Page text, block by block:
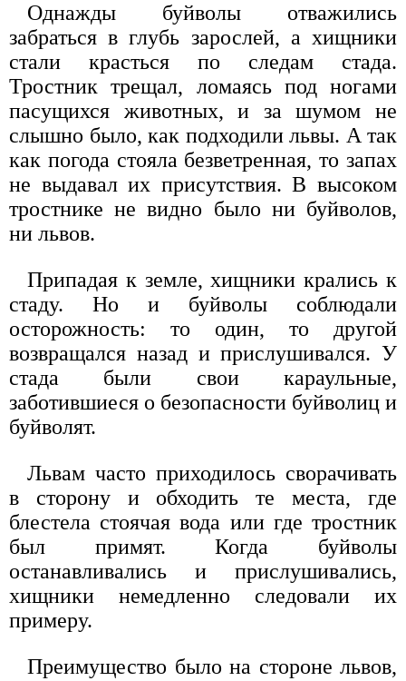
Однажды буйволы отважились
забраться в глубь зарослей, а хищники
стали красться по следам стада.
Тростник трещал, ломаясь под ногами
пасущихся животных, и за шумом не
слышно было, как подходили львы. А так
как погода стояла безветренная, то запах
не выдавал их присутствия. В высоком
тростнике не видно было ни буйволов,
ни львов.
Припадая к земле, хищники крались к
стаду. Но и буйволы соблюдали
осторожность: то один, то другой
возвращался назад и прислушивался. У
стада были свои караульные,
заботившиеся о безопасности буйволиц и
буйволят.
Львам часто приходилось сворачивать
в сторону и обходить те места, где
блестела стоячая вода или где тростник
был примят. Когда буйволы
останавливались и прислушивались,
хищники немедленно следовали их
примеру.
Преимущество было на стороне львов,